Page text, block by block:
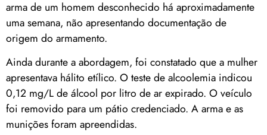
arma de um homem desconhecido há aproximadamente
uma semana, não apresentando documentação de
origem do armamento.
Ainda durante a abordagem, foi constatado que a mulher
apresentava hálito etílico. O teste de alcoolemia indicou
0,12 mg/L de álcool por litro de ar expirado. O veículo
foi removido para um pátio credenciado. A arma e as
munições foram apreendidas.